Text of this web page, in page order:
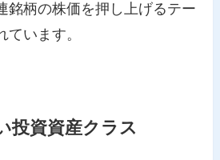
銘柄の株価を押し上げるテー
ています。
投資資産クラス